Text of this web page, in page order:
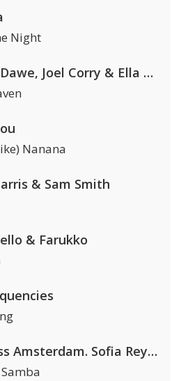
Night
Nathan Dawe, Joel Corry & Ella Henderson
Nanana
& Sam Smith
& Farukko
Kris Kross Amsterdam. Sofia Reyes & Tinie Tempah